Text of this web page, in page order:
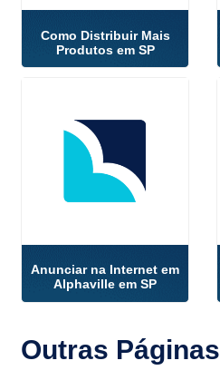
Como Distribuir Mais
Produtos em SP
Anunciar na Internet em
Alphaville em SP
Outras Páginas